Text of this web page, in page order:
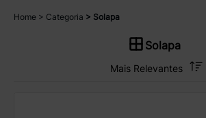
Home Categoria Solapa
Solapa